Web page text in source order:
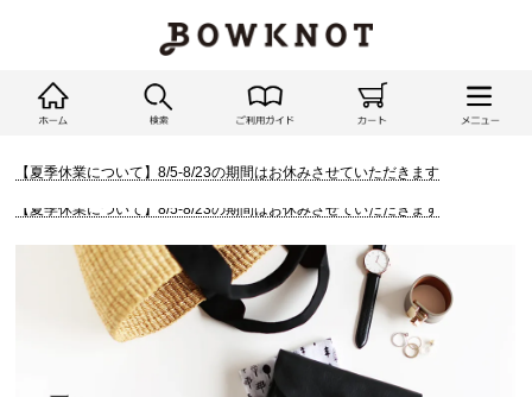
【夏季休業について】8/5-8/23の期間はお休みさせていただきます